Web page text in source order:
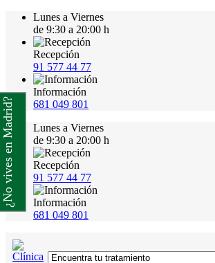
Lunes a Viernes
de 9:30 a 20:00 h
Recepción
91 577 44 77
Información
681 049 801
Lunes a Viernes
de 9:30 a 20:00 h
Recepción
91 577 44 77
Información
681 049 801
¿No vives en Madrid?